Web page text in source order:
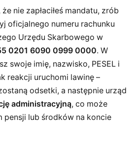
nie zapłaciłeś mandatu, zrób
oficjalnego numeru rachunku
Urzędu Skarbowego w
0201 6090 0999 0000. W
swoje imię, nazwisko, PESEL i
reakcji uruchomi lawinę –
odsetki, a następnie urząd
administracyjną, co może
pensji lub środków na koncie